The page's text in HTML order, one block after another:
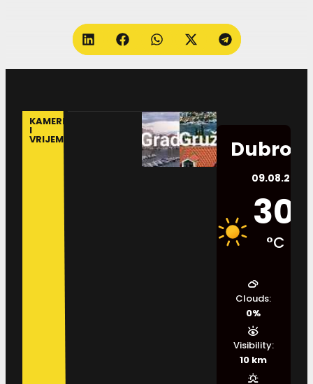
KAMERE
I
VRIJEME
09.08.2026.
30
°C
Clouds:
0%
Visibility:
10 km